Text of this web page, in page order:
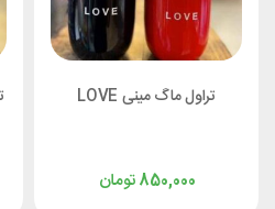
تراول ماگ مینی LOVE
تومان850,000